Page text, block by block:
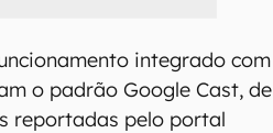
integrado com
o padrão Google Cast, de
reportadas pelo portal